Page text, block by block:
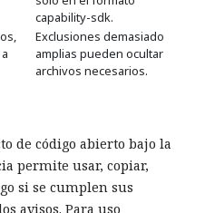
capability-sdk.
Exclusiones demasiado
amplias pueden ocultar
archivos necesarios.
de código abierto bajo la
permite usar, copiar,
si se cumplen sus
avisos. Para uso